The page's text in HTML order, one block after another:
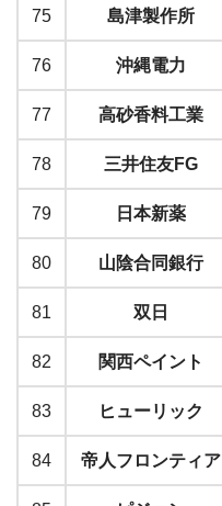
75 島津製作所
76 沖縄電力
77 高砂香料工業
78 三井住友FG
79 日本新薬
80 山陰合同銀行
81 双日
82 関西ペイント
83 ヒューリック
84 帝人フロンティア